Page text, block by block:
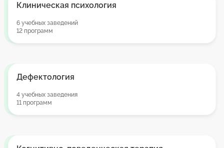
Клиническая психология
6 учебных заведений
12 программ
Дефектология
4 учебных заведения
11 программ